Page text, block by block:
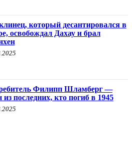
который десантировался в
освобождал Дахау и брал
Филипп Шламберг —
из последних, кто погиб в 1945